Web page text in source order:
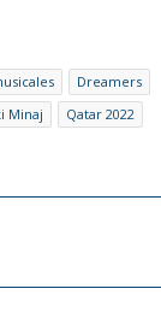
Dreamers
Minaj
Qatar 2022